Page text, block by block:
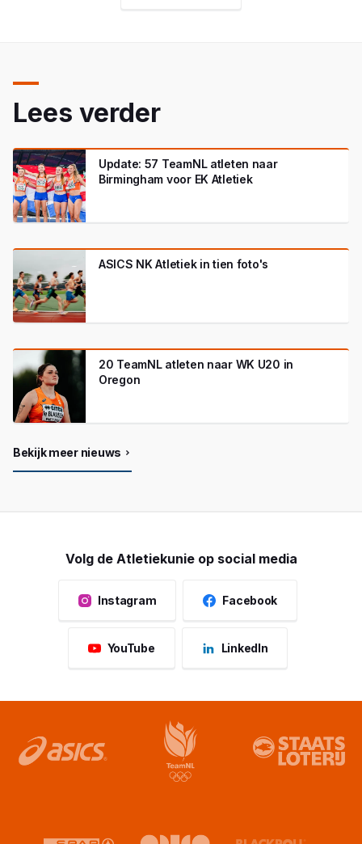
Lees verder
Update: 57 TeamNL atleten naar
Birmingham voor EK Atletiek
ASICS NK Atletiek in tien foto's
20 TeamNL atleten naar WK U20 in
Oregon
Bekijk meer nieuws
Volg de Atletiekunie op social media
Instagram Facebook
YouTube LinkedIn